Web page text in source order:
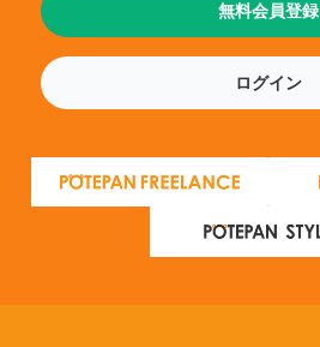
無料会員登録
ログイン